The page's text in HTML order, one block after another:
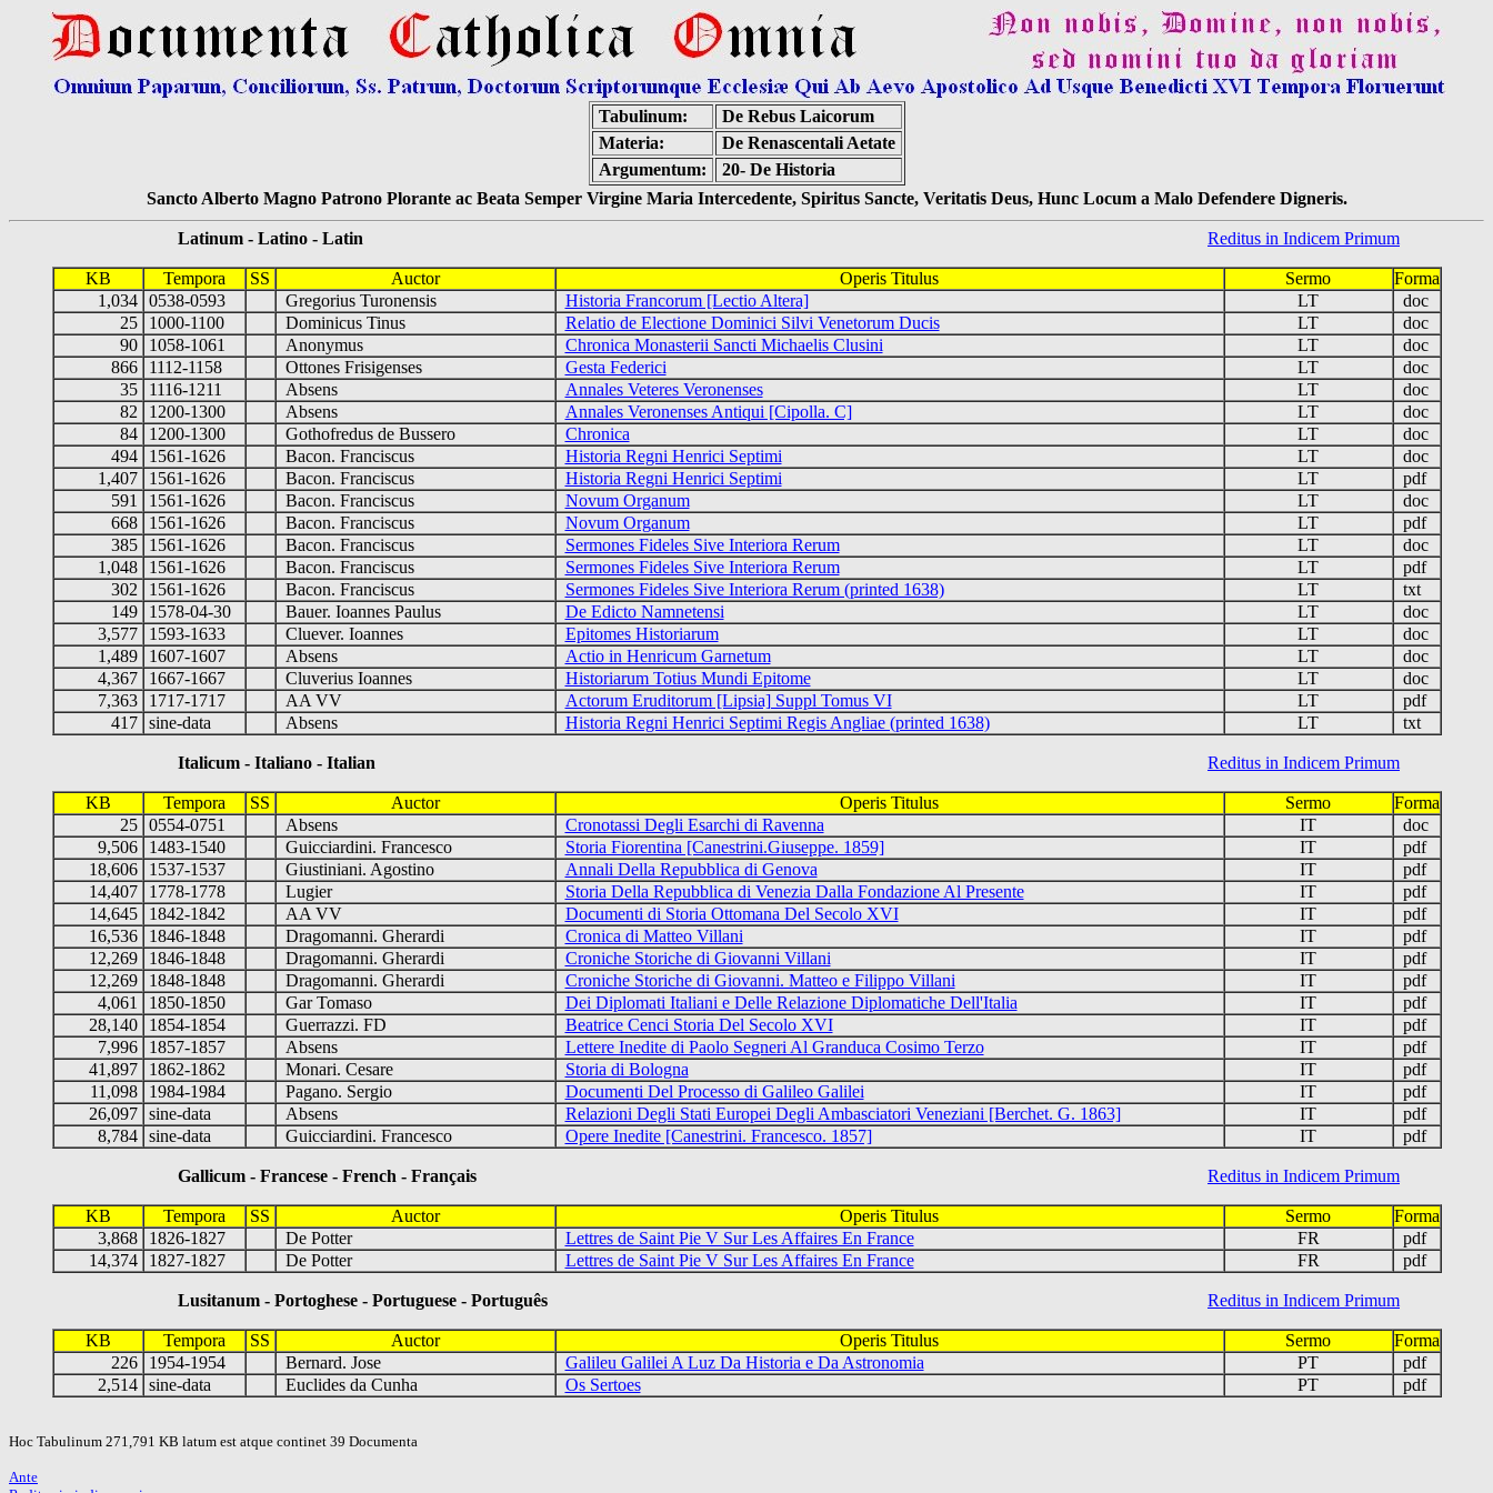
Tabulinum:
De Rebus Laicorum
Materia:
De Renascentali Aetate
Argumentum:
20- De Historia
Sancto Alberto Magno Patrono Plorante ac Beata Semper Virgine Maria Intercedente, Spiritus Sancte, Veritatis Deus, Hunc Locum a Malo Defendere Digneris.
Latinum - Latino - Latin Reditus in Indicem Primum
KB Tempora SS Auctor Operis Titulus Sermo
Forma
1,034 0538-0593 Gregorius Turonensis Historia Francorum [Lectio Altera] LT
doc
25
1000-1100 Dominicus Tinus Relatio de Electione Dominici Silvi Venetorum Ducis LT
doc
90
1058-1061 Anonymus Chronica Monasterii Sancti Michaelis Clusini LT
doc
866
1112-1158 Ottones Frisigenses Gesta Federici LT
doc
35
1116-1211 Absens Annales Veteres Veronenses LT
doc
82
1200-1300 Absens Annales Veronenses Antiqui [Cipolla. C] LT
doc
84
1200-1300 Gothofredus de Bussero Chronica LT
doc
494
1561-1626 Bacon. Franciscus Historia Regni Henrici Septimi LT
doc
1,407
1561-1626 Bacon. Franciscus Historia Regni Henrici Septimi LT
pdf
591
1561-1626 Bacon. Franciscus Novum Organum LT
doc
668
1561-1626 Bacon. Franciscus Novum Organum LT
pdf
385
1561-1626 Bacon. Franciscus Sermones Fideles Sive Interiora Rerum LT
doc
1,048
1561-1626 Bacon. Franciscus Sermones Fideles Sive Interiora Rerum LT
pdf
302
1561-1626 Bacon. Franciscus Sermones Fideles Sive Interiora Rerum (printed 1638) LT
txt
149
1578-04-30 Bauer. Ioannes Paulus De Edicto Namnetensi LT
doc
3,577
1593-1633 Cluever. Ioannes Epitomes Historiarum LT
doc
1,489
1607-1607 Absens Actio in Henricum Garnetum LT
doc
4,367
1667-1667 Cluverius Ioannes Historiarum Totius Mundi Epitome LT
doc
7,363
1717-1717 AA VV Actorum Eruditorum [Lipsia] Suppl Tomus VI LT
pdf
417 sine-data Absens Historia Regni Henrici Septimi Regis Angliae (printed 1638) LT txt
Italicum - Italiano - Italian Reditus in Indicem Primum
KB Tempora SS Auctor Operis Titulus Sermo
Forma
25 0554-0751 Absens Cronotassi Degli Esarchi di Ravenna IT
doc
9,506
1483-1540 Guicciardini. Francesco Storia Fiorentina [Canestrini.Giuseppe. 1859] IT
pdf
18,606
1537-1537 Giustiniani. Agostino Annali Della Repubblica di Genova IT
pdf
14,407
1778-1778 Lugier Storia Della Repubblica di Venezia Dalla Fondazione Al Presente IT
pdf
14,645
1842-1842 AA VV Documenti di Storia Ottomana Del Secolo XVI IT
pdf
16,536
1846-1848 Dragomanni. Gherardi Cronica di Matteo Villani IT
pdf
12,269
1846-1848 Dragomanni. Gherardi Croniche Storiche di Giovanni Villani IT
pdf
12,269
1848-1848 Dragomanni. Gherardi Croniche Storiche di Giovanni. Matteo e Filippo Villani IT
pdf
4,061
1850-1850 Gar Tomaso Dei Diplomati Italiani e Delle Relazione Diplomatiche Dell'Italia IT
pdf
28,140
1854-1854 Guerrazzi. FD Beatrice Cenci Storia Del Secolo XVI IT
pdf
7,996
1857-1857 Absens Lettere Inedite di Paolo Segneri Al Granduca Cosimo Terzo IT
pdf
41,897
1862-1862 Monari. Cesare Storia di Bologna IT
pdf
11,098
1984-1984 Pagano. Sergio Documenti Del Processo di Galileo Galilei IT
pdf
26,097 sine-data Absens Relazioni Degli Stati Europei Degli Ambasciatori Veneziani [Berchet. G. 1863] IT
pdf
8,784 sine-data Guicciardini. Francesco Opere Inedite [Canestrini. Francesco. 1857] IT pdf
Gallicum - Francese - French - Français Reditus in Indicem Primum
KB Tempora SS Auctor Operis Titulus Sermo
Forma
3,868
1826-1827 De Potter Lettres de Saint Pie V Sur Les Affaires En France FR
pdf
14,374
1827-1827 De Potter Lettres de Saint Pie V Sur Les Affaires En France FR pdf
Lusitanum - Portoghese - Portuguese - Português Reditus in Indicem Primum
KB Tempora SS Auctor Operis Titulus Sermo
Forma
226
1954-1954 Bernard. Jose Galileu Galilei A Luz Da Historia e Da Astronomia PT
pdf
2,514 sine-data Euclides da Cunha Os Sertoes PT pdf
Hoc Tabulinum 271,791 KB latum est atque continet 39 Documenta
Ante